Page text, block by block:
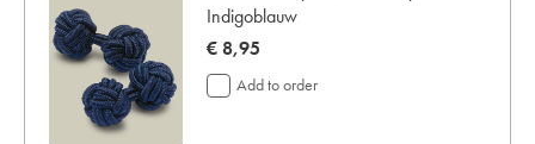
Indigoblauw
now
€
8,95
€ 8,95
Add to order